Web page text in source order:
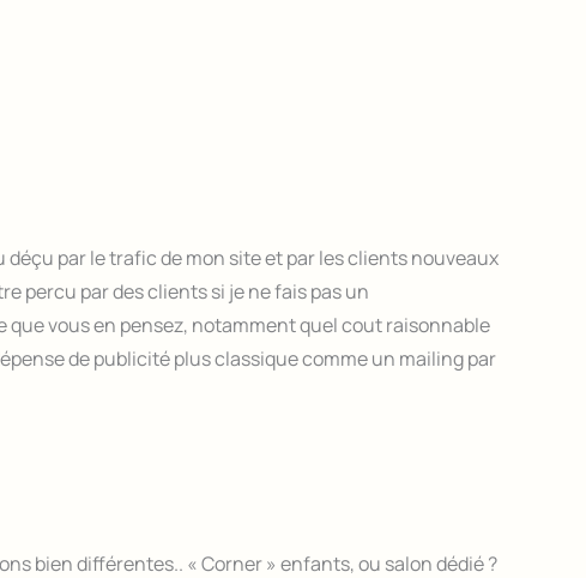
déçu par le trafic de mon site et par les clients nouveaux
percu par des clients si je ne fais pas un
vous en pensez, notamment quel cout raisonnable
de publicité plus classique comme un mailing par
bien différentes.. « Corner » enfants, ou salon dédié ?